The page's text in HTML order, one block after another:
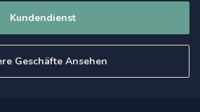
Kundendienst
Geschäfte Ansehen